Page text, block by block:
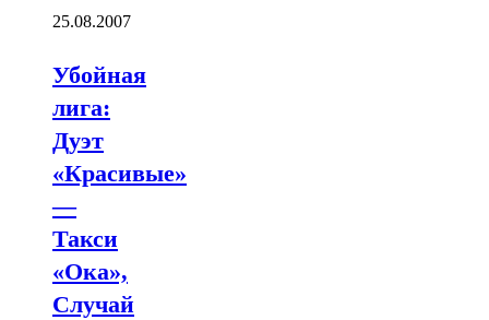
25.08.2007
Убойная
лига:
Дуэт
«Красивые»
—
Такси
«Ока»,
Случай